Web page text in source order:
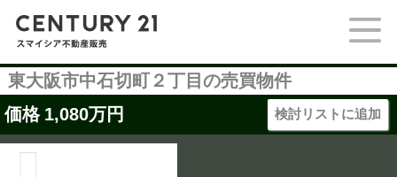
東大阪市中石切町２丁目の売買物件
価格 1,080万円 検討リストに追加